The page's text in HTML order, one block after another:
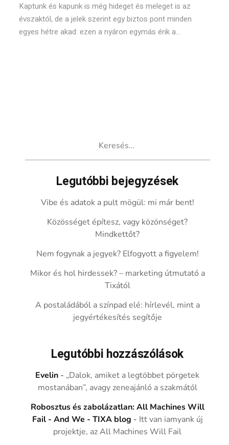
Kaptunk és kapunk is még hideget és meleget is az
évszaktól, de a jelek szerint egy biztos pont minden
egyes hétre akad: ezen a nyáron egymás érik a...
Legutóbbi bejegyzések
Vibe és adatok a pult mögül: mi már bent!
Közösséget építesz, vagy közönséget?
Mindkettőt?
Nem fogynak a jegyek? Elfogyott a figyelem!
Mikor és hol hirdessek? – marketing útmutató a
Tixától
A postaládából a színpad elé: hírlevél, mint a
jegyértékesítés segítője
Legutóbbi hozzászólások
Evelin - „Dalok, amiket a legtöbbet pörgetek
mostanában”, avagy zeneajánló a szakmától
Robosztus és zabolázatlan: All Machines Will
Fail - And We - TIXA blog - Itt van iamyank új
projektje, az All Machines Will Fail